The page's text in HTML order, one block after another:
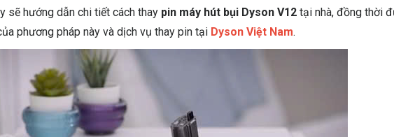
sẽ hướng dẫn chi tiết cách thay pin máy hút bụi Dyson V12 tại nhà, đồng thời
phương pháp này và dịch vụ thay pin tại Dyson Việt Nam.